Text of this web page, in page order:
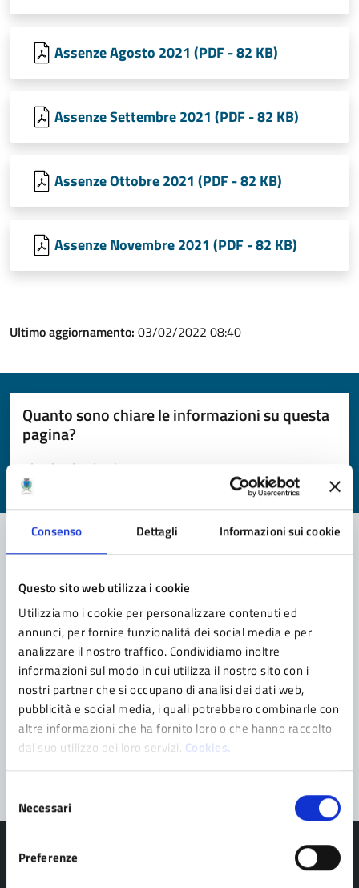
Consenso Dettagli Informazioni sui cookie
Questo sito web utilizza i cookie
Utilizziamo i cookie per personalizzare contenuti ed
annunci, per fornire funzionalità dei social media e per
analizzare il nostro traffico. Condividiamo inoltre
informazioni sul modo in cui utilizza il nostro sito con i
nostri partner che si occupano di analisi dei dati web,
pubblicità e social media, i quali potrebbero combinarle con
altre informazioni che ha fornito loro o che hanno raccolto
dal suo utilizzo dei loro servizi. Cookies.
delNecessari
Preferenze
Assenze Agosto 2021 (PDF - 82 KB)
Assenze Settembre 2021 (PDF - 82 KB)
Assenze Ottobre 2021 (PDF - 82 KB)
Assenze Novembre 2021 (PDF - 82 KB)
Ultimo aggiornamento: 03/02/2022 08:40
Quanto sono chiare le informazioni su questa
pagina?
Valuta da 1 a 5 stelle la pagina
Valuta 1 stelle su 5
Contatta il comune
Leggi le domande frequenti
Richiedi assistenza
Prenota appuntamento
Problemi in città
Segnala disservizio